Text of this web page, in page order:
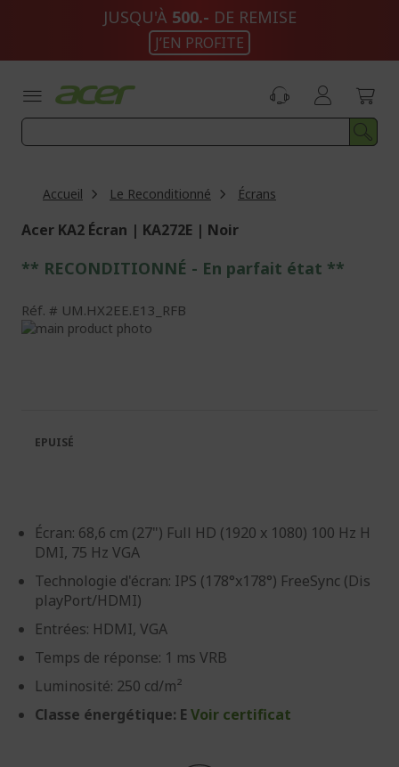
JUSQU'À 500.- DE REMISE
J’EN PROFITE
Accueil Le Reconditionné Écrans
Acer KA2 Écran | KA272E | Noir
** RECONDITIONNÉ - En parfait état **
Réf. UM.HX2EE.E13_RFB
Passer
galerie
d’images
Galerie
d’images
Écran: 68,6 cm (27") Full HD (1920 x 1080) 100 Hz H
DMI, 75 Hz VGA
Technologie d'écran: IPS (178°x178°) FreeSync (Dis
playPort/HDMI)
Entrées: HDMI, VGA
Temps de réponse: 1 ms VRB
Luminosité: 250 cd/m²
Classe énergétique: E Voir certificat
EPUISÉ